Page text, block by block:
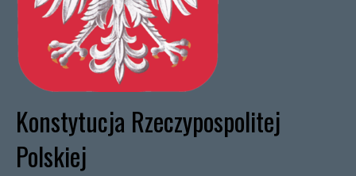
Konstytucja Rzeczypospolitej
Polskiej